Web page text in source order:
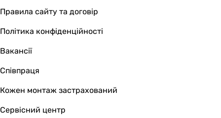
круглий
круглий
круглий
163 Вт
118 Вт
471 Вт
279 Вт
IPX4
Правила сайту та договір
Політика конфіденційності
Вакансії
Співпраця
Кожен монтаж застрахований
Сервісний центр